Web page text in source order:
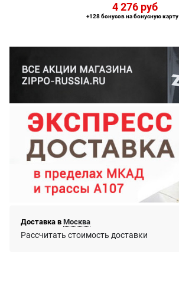
4 276 руб
+128 бонусов на бонусную карту
Доставка в Москва
Рассчитать стоимость доставки